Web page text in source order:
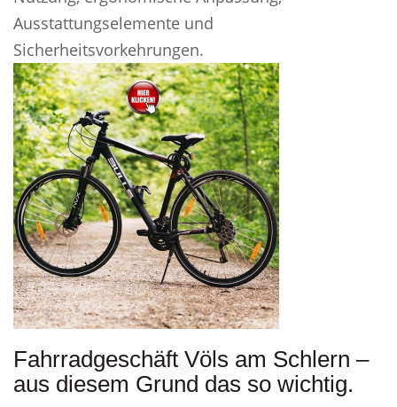
Ausstattungselemente und
Sicherheitsvorkehrungen.
Fahrradgeschäft Völs am Schlern –
aus diesem Grund das so wichtig.